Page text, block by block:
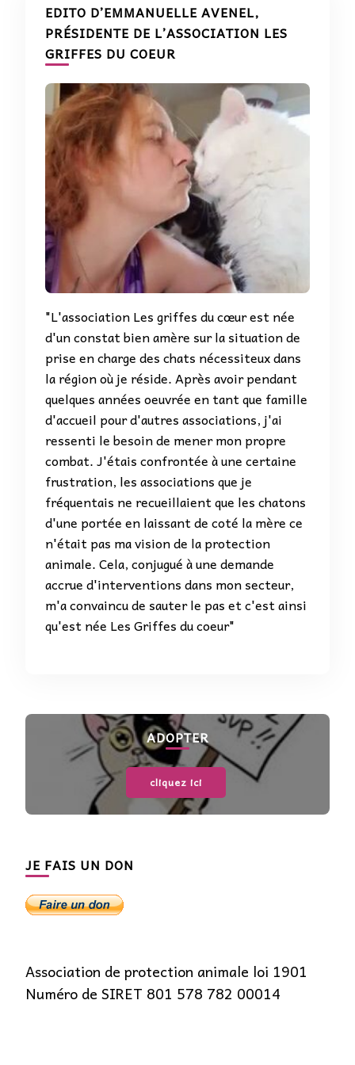
EDITO D’EMMANUELLE AVENEL,
PRÉSIDENTE DE L’ASSOCIATION LES
GRIFFES DU COEUR
"L'association Les griffes du cœur est née
d'un constat bien amère sur la situation de
prise en charge des chats nécessiteux dans
la région où je réside. Après avoir pendant
quelques années oeuvrée en tant que famille
d'accueil pour d'autres associations, j'ai
ressenti le besoin de mener mon propre
combat. J'étais confrontée à une certaine
frustration, les associations que je
fréquentais ne recueillaient que les chatons
d'une portée en laissant de coté la mère ce
n'était pas ma vision de la protection
animale. Cela, conjugué à une demande
accrue d'interventions dans mon secteur,
m'a convaincu de sauter le pas et c'est ainsi
qu'est née Les Griffes du coeur"
ADOPTER
cliquez ici
JE FAIS UN DON
Association de protection animale loi 1901
Numéro de SIRET 801 578 782 00014